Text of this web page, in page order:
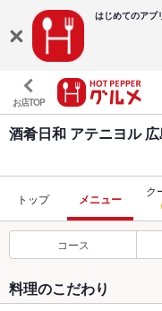
はじめてのアプ
お店TOP
酒肴日和 アテニヨル
トップ メニュー
ク
コース
料理のこだわり